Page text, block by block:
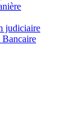
judiciaire
Bancaire